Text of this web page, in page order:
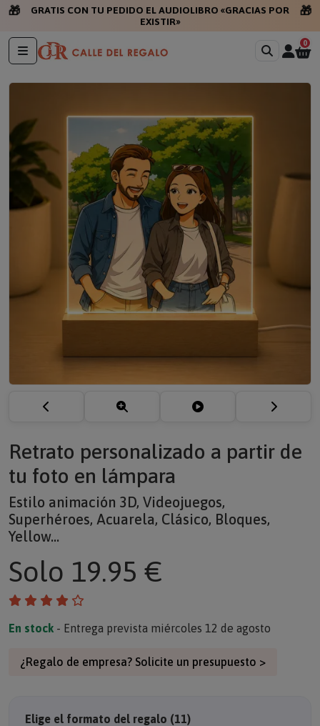
🎁
GRATIS CON TU PEDIDO EL AUDIOLIBRO «GRACIAS POR
EXISTIR»
🎁
0
Retrato personalizado a partir de
tu foto en lámpara
Estilo animación 3D, Videojuegos,
Superhéroes, Acuarela, Clásico, Bloques,
Yellow...
Solo 19.95 €
En stock - Entrega prevista miércoles 12 de agosto
¿Regalo de empresa? Solicite un presupuesto >
Elige el formato del regalo (11)